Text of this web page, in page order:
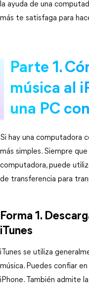
la ayuda de una
más te satisfaga para
Parte 1.
música al
una PC
Si hay una computadora
más simples. Siempre
computadora, puede
de transferencia para
Forma 1.
iTunes
iTunes se utiliza
música. Puedes confiar
iPhone. También admite